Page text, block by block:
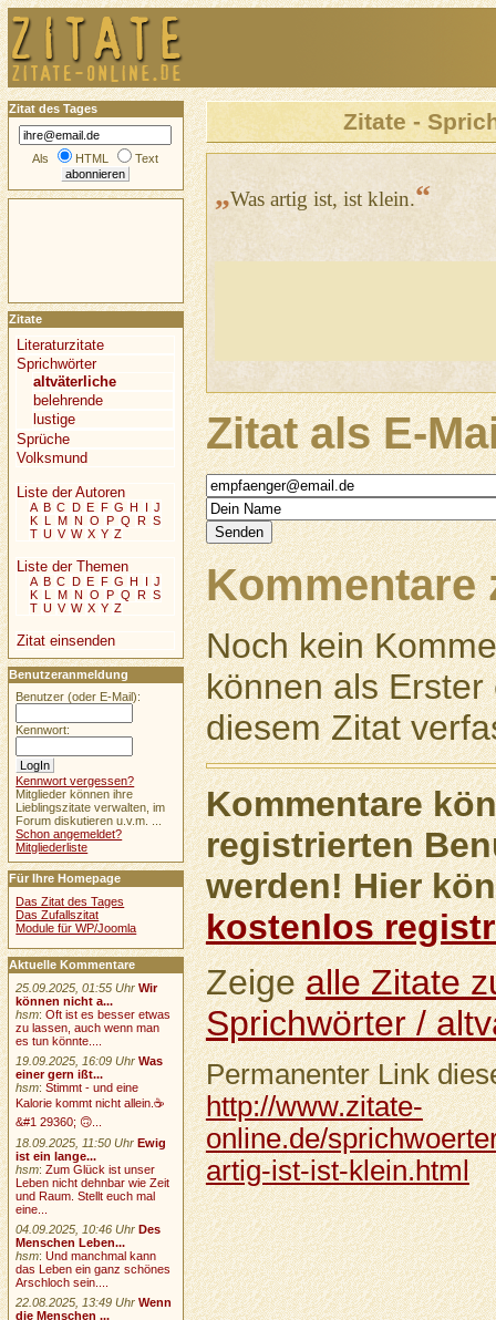
Zitate -
„Was artig ist, ist klein.“
Zitat als E-
Kommentare
Noch kein
können als
diesem Zitat
Kommentare
registrierten
werden! Hier
kostenlos
Zeigealle Zitate
Sprichwörter /
Permanenter Link
http://www.zitate-
online.de/
artig-ist-ist-klein.html
Zitat des Tages
Als HTML Text
Zitate
Literaturzitate
Sprichwörter
altväterliche
belehrende
lustige
Sprüche
Volksmund
Liste der Autoren
A B C D E F G H I J
K L M N O P Q R S
T U V W X Y Z
Liste der Themen
A B C D E F G H I J
K L M N O P Q R S
T U V W X Y Z
Zitat einsenden
Benutzeranmeldung
Benutzer (oder E-Mail):
Kennwort:
Kennwort vergessen?
Mitglieder können ihre
Lieblingszitate verwalten, im
Forum diskutieren u.v.m. ...
Schon angemeldet?
Mitgliederliste
Für Ihre Homepage
Das Zitat des Tages
Das Zufallszitat
Module für WP/Joomla
Aktuelle Kommentare
25.09.2025, 01:55 Uhr Wir
können nicht a...
hsm:Oft ist es besser etwas
zu lassen, auch wenn man
es tun könnte....
19.09.2025, 16:09 Uhr Was
einer gern ißt...
hsm:Stimmt - und eine
Kalorie kommt nicht allein.☕
&#1 29360; 🙃...
18.09.2025, 11:50 Uhr Ewig
ist ein lange...
hsm:Zum Glück ist unser
Leben nicht dehnbar wie Zeit
und Raum. Stellt euch mal
eine...
04.09.2025, 10:46 Uhr Des
Menschen Leben...
hsm:Und manchmal kann
das Leben ein ganz schönes
Arschloch sein....
22.08.2025, 13:49 Uhr Wenn
die Menschen ...